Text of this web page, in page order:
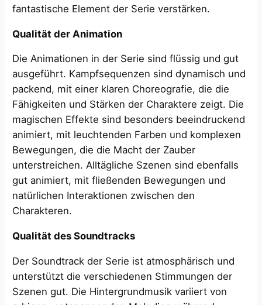
fantastische Element der Serie verstärken.
Qualität der Animation
Die Animationen in der Serie sind flüssig und gut
ausgeführt. Kampfsequenzen sind dynamisch und
packend, mit einer klaren Choreografie, die die
Fähigkeiten und Stärken der Charaktere zeigt. Die
magischen Effekte sind besonders beeindruckend
animiert, mit leuchtenden Farben und komplexen
Bewegungen, die die Macht der Zauber
unterstreichen. Alltägliche Szenen sind ebenfalls
gut animiert, mit fließenden Bewegungen und
natürlichen Interaktionen zwischen den
Charakteren.
Qualität des Soundtracks
Der Soundtrack der Serie ist atmosphärisch und
unterstützt die verschiedenen Stimmungen der
Szenen gut. Die Hintergrundmusik variiert von